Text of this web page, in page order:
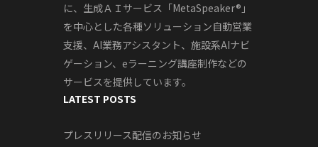
に、生成ＡＩサービス「MetaSpeaker®」
を中心とした各種ソリューション自動営業
支援、AI業務アシスタント、施設系AIナビ
ゲーション、eラーニング講座制作などの
サービスを提供しています。
LATEST POSTS
プレスリリース配信のお知らせ